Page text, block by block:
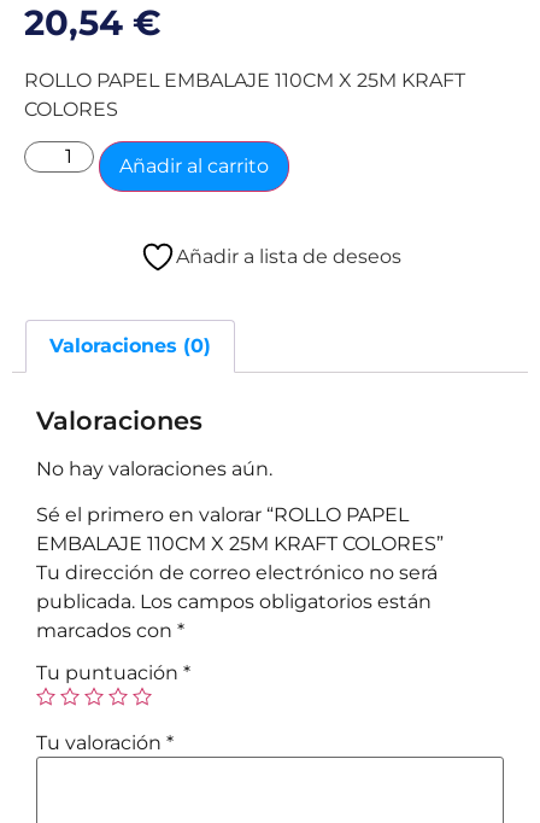
20,54 €
ROLLO PAPEL EMBALAJE 110CM X 25M KRAFT
COLORES
Añadir al carrito
Añadir a lista de deseos
Valoraciones (0)
Valoraciones
No hay valoraciones aún.
Sé el primero en valorar “ROLLO PAPEL
EMBALAJE 110CM X 25M KRAFT COLORES”
Tu dirección de correo electrónico no será
publicada. Los campos obligatorios están
marcados con *
Tu puntuación *
Tu valoración *